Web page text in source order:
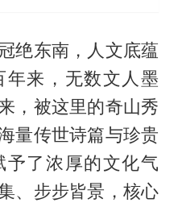
绝东南，人文底蕴
来，无数文人墨
，被这里的奇山秀
量传世诗篇与珍贵
了浓厚的文化气
、步步皆景，核心